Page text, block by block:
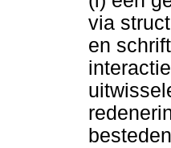
via
en